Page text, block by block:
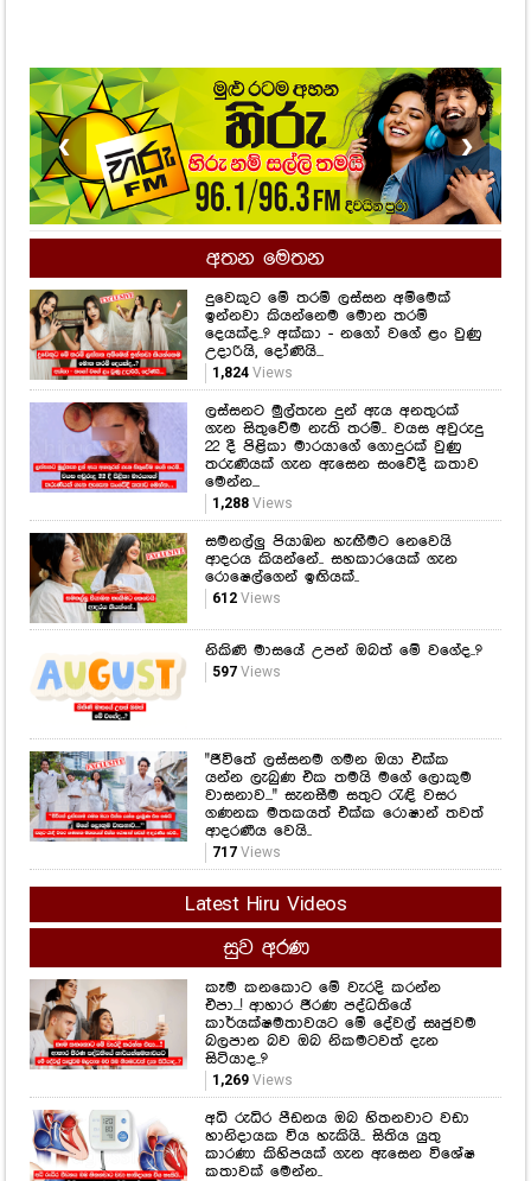
❮ ❯
අතන මෙතන
දුවෙකුට මේ තරම් ලස්සන අම්මෙක්
ඉන්නවා කියන්නෙම මොන තරම්
දෙයක්ද..? අක්කා - නගෝ වගේ ළං වුණු
උදාරියි, දෝණියි...
1,824Views
ලස්සනට මුල්තැන දුන් ඇය අනතුරක්
ගැන සිතුවේම නැති තරම්.. වයස අවුරුදු
22 දී පිළිකා මාරයාගේ ගොදුරක් වුණු
තරුණියක් ගැන ඇසෙන සංවේදී කතාව
මෙන්න...
1,288Views
සමනල්ලු පියාඹන හැඟීමට නෙවෙයි
ආදරය කියන්නේ.. සහකාරයෙක් ගැන
රොෂෙල්ගෙන් ඉඟියක්..
612Views
නිකිණි මාසයේ උපන් ඔබත් මේ වගේද..?
597Views
"ජීවිතේ ලස්සනම ගමන ඔයා එක්ක
යන්න ලැබුණ එක තමයි මගේ ලොකුම
වාසනාව..." සැනසීම සතුට රැඳි වසර
ගණනක මතකයත් එක්ක රොෂාන් තවත්
ආදරණීය වෙයි..
717Views
Latest Hiru Videos
සුව අරණ
කෑම කනකොට මේ වැරදි කරන්න
එපා...! ආහාර ජීරණ පද්ධතියේ
කාර්යක්ෂමතාවයට මේ දේවල් සෘජුවම
බලපාන බව ඔබ නිකමටවත් දැන
සිටියාද..?
1,269Views
අධි රුධිර පීඩනය ඔබ හිතනවාට වඩා
හානිදායක විය හැකියි.. සිතිය යුතු
කාරණා කිහිපයක් ගැන ඇසෙන විශේෂ
කතාවක් මෙන්න..